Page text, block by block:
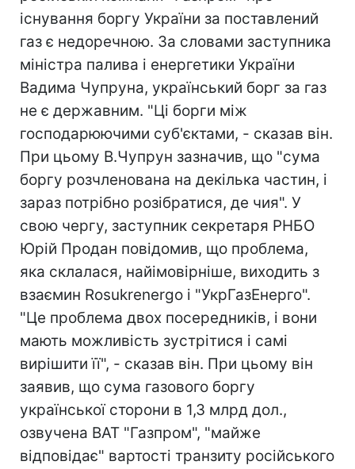
існування боргу України за поставлений
газ є недоречною. За словами заступника
міністра палива і енергетики України
Вадима Чупруна, український борг за газ
не є державним. "Ці борги між
господарюючими суб'єктами, - сказав він.
При цьому В.Чупрун зазначив, що "сума
боргу розчленована на декілька частин, і
зараз потрібно розібратися, де чия". У
свою чергу, заступник секретаря РНБО
Юрій Продан повідомив, що проблема,
яка склалася, найімовірніше, виходить з
взаємин Rosukrenergo і "УкрГазЕнерго".
"Це проблема двох посередників, і вони
мають можливість зустрітися і самі
вирішити її", - сказав він. При цьому він
заявив, що сума газового боргу
української сторони в 1,3 млрд дол.,
озвучена ВАТ "Газпром", "майже
відповідає" вартості транзиту російського